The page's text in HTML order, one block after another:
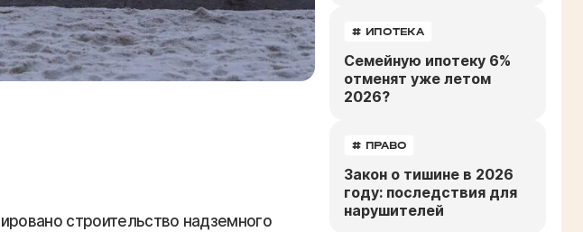
строительство надземного
# ИПОТЕКА
Семейную ипотеку 6%
отменят уже летом
2026?
# ПРАВО
Закон о тишине в 2026
году: последствия для
нарушителей